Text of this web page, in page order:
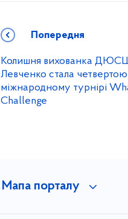
Попередня
Колишня вихованка
Левченко стала
міжнародному турнірі
Challenge
Мапа порталу